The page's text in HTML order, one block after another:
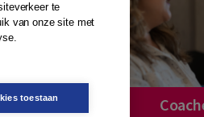
te
van onze site met
toestaan